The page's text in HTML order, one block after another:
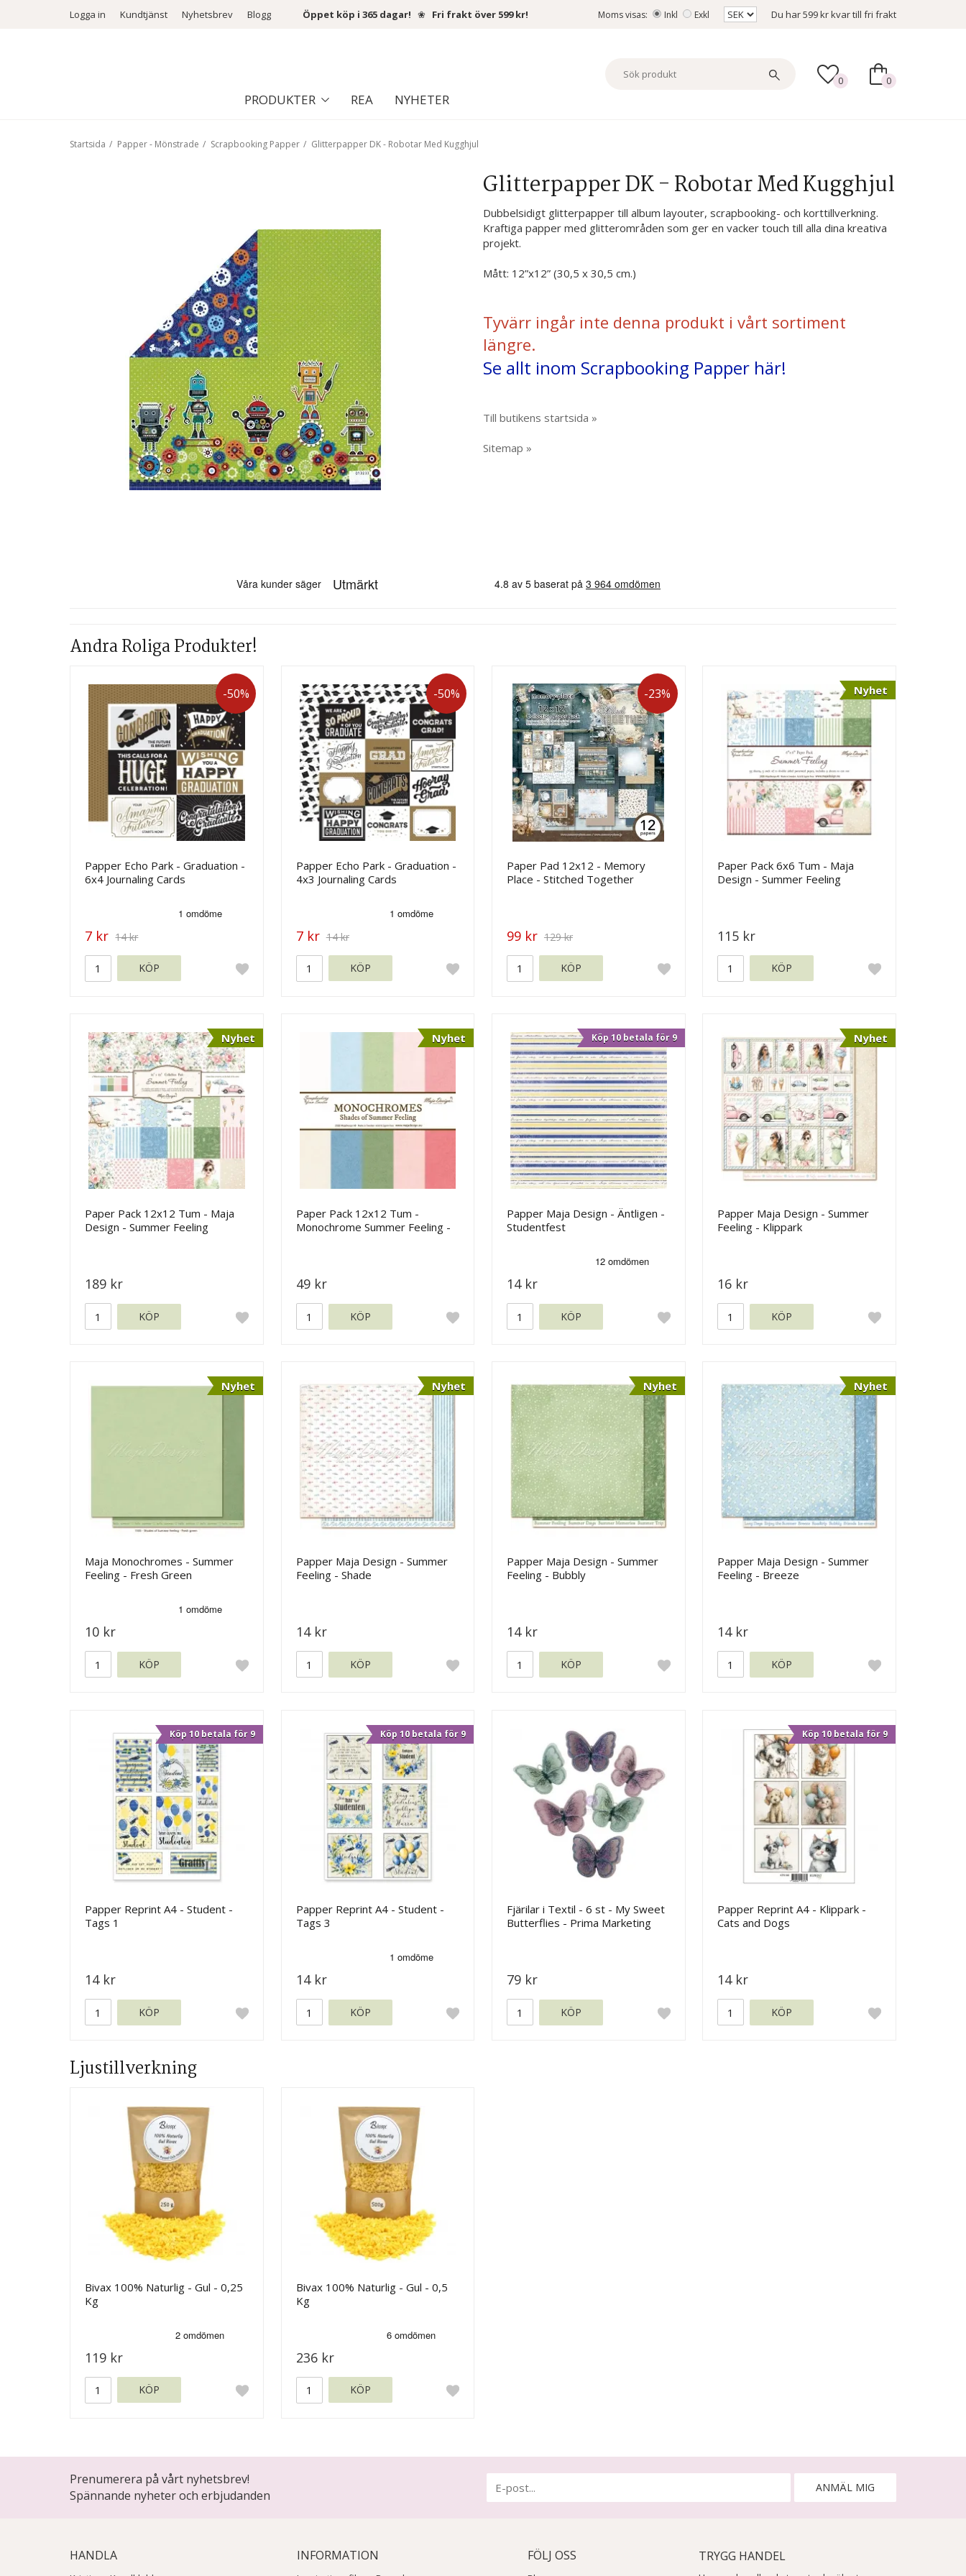
Logga in Kundtjänst Nyhetsbrev Blogg Öppet köp i 365 dagar! ❀ Fri frakt över 599 kr! Moms visas: Inkl Exkl Du har599 krkvar till fri frakt
PRODUKTER REA NYHETER
0 0
Startsida / Papper - Mönstrade / Scrapbooking Papper / Glitterpapper DK - Robotar Med Kugghjul
Glitterpapper DK - Robotar Med Kugghjul
Dubbelsidigt glitterpapper till album layouter, scrapbooking- och korttillverkning.
Kraftiga papper med glitterområden som ger en vacker touch till alla dina kreativa
projekt.
Mått: 12”x12” (30,5 x 30,5 cm.)
Tyvärr ingår inte denna produkt i vårt sortiment
längre.
Se allt inom Scrapbooking Papper här!
Till butikens startsida »
Sitemap »
Andra Roliga Produkter!
-50%
Papper Echo Park - Graduation -
6x4 Journaling Cards
7 kr 14 kr
KÖP
-50%
Papper Echo Park - Graduation -
4x3 Journaling Cards
7 kr 14 kr
KÖP
-23%
Paper Pad 12x12 - Memory
Place - Stitched Together
99 kr 129 kr
KÖP
Nyhet
Paper Pack 6x6 Tum - Maja
Design - Summer Feeling
115 kr
KÖP
Nyhet
Paper Pack 12x12 Tum - Maja
Design - Summer Feeling
189 kr
KÖP
Nyhet
Paper Pack 12x12 Tum -
Monochrome Summer Feeling -
49 kr
KÖP
Köp 10 betala för 9
Papper Maja Design - Äntligen -
Studentfest
14 kr
KÖP
Nyhet
Papper Maja Design - Summer
Feeling - Klippark
16 kr
KÖP
Nyhet
Maja Monochromes - Summer
Feeling - Fresh Green
10 kr
KÖP
Nyhet
Papper Maja Design - Summer
Feeling - Shade
14 kr
KÖP
Nyhet
Papper Maja Design - Summer
Feeling - Bubbly
14 kr
KÖP
Nyhet
Papper Maja Design - Summer
Feeling - Breeze
14 kr
KÖP
Köp 10 betala för 9
Papper Reprint A4 - Student -
Tags 1
14 kr
KÖP
Köp 10 betala för 9
Papper Reprint A4 - Student -
Tags 3
14 kr
KÖP
Fjärilar i Textil - 6 st - My Sweet
Butterflies - Prima Marketing
79 kr
KÖP
Köp 10 betala för 9
Papper Reprint A4 - Klippark -
Cats and Dogs
14 kr
KÖP
Ljustillverkning
Bivax 100% Naturlig - Gul - 0,25
Kg
119 kr
KÖP
Bivax 100% Naturlig - Gul - 0,5
Kg
236 kr
KÖP
Prenumerera på vårt nyhetsbrev!
Spännande nyheter och erbjudanden
ANMÄL MIG
HANDLA INFORMATION FÖLJ OSS TRYGG HANDEL